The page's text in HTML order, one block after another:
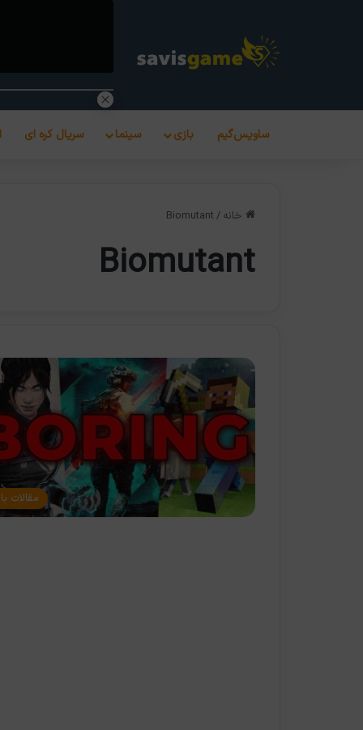
ساویس‌گیم بازی سینما سریال کره ای
خانه /
Biomutant
Biomutant
مقالات